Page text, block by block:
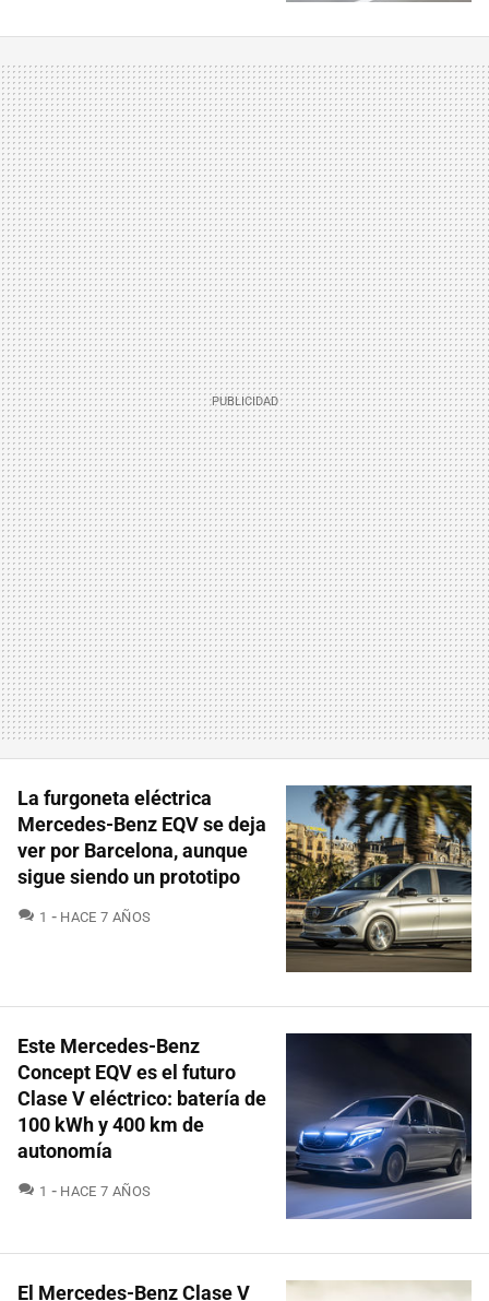
La furgoneta eléctrica
Mercedes-Benz EQV se deja
ver por Barcelona, aunque
sigue siendo un prototipo
1 COMENTARIOS
HACE 7 AÑOS
Este Mercedes-Benz
Concept EQV es el futuro
Clase V eléctrico: batería de
100 kWh y 400 km de
autonomía
1 COMENTARIOS
HACE 7 AÑOS
El Mercedes-Benz Clase V